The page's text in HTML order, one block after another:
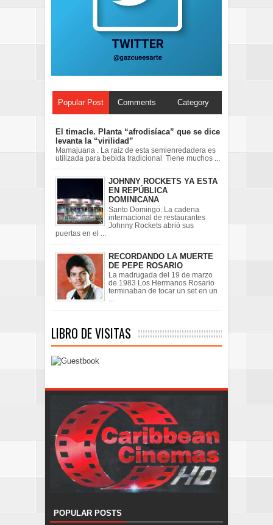
Popular Post Comments Category
El timacle. Planta “afrodisíaca” que se dice
levanta la “virilidad”
Mamajuana . La raíz de esta semienredadera es
utilizada para bebida tradicional Tiene muchos ...
JOHNNY ROCKETS YA ESTA
EN REPÚBLICA
DOMINICANA
Santo Domingo. La cadena
internacional de restaurantes
Johnny Rockets abrió sus
puertas en el ...
RECORDANDO LA MUERTE
DE PEPE ROSARIO
La madrugada del 19 de marzo
de 1983 Los Hermanos Rosario
terminaban de tocar un set en un
...
LIBRO DE VISITAS
POPULAR POSTS